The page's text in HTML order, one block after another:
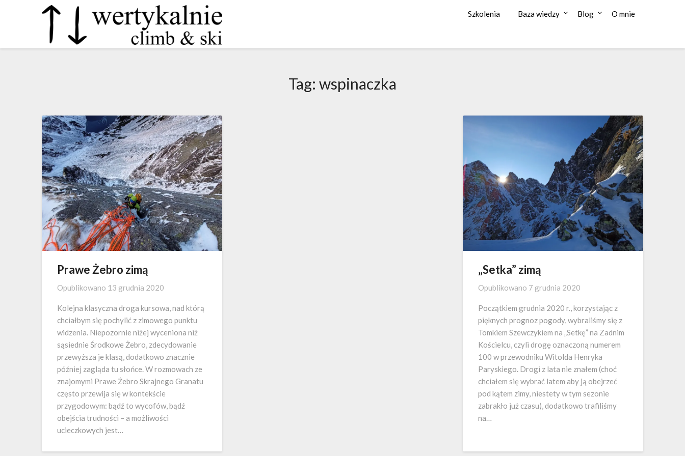
Szkolenia Baza wiedzy Blog O mnie
Tag: wspinaczka
Prawe Żebro zimą
Opublikowano 13 grudnia 2020
Kolejna klasyczna droga kursowa, nad którą
chciałbym się pochylić z zimowego punktu
widzenia. Niepozornie niżej wyceniona niż
sąsiednie Środkowe Żebro, zdecydowanie
przewyższa je klasą, dodatkowo znacznie
później zagląda tu słońce. W rozmowach ze
znajomymi Prawe Żebro Skrajnego Granatu
często przewija się w kontekście
przygodowym: bądź to wycofów, bądź
obejścia trudności – a możliwości
ucieczkowych jest…
„Setka” zimą
Opublikowano 7 grudnia 2020
Początkiem grudnia 2020 r., korzystając z
pięknych prognoz pogody, wybraliśmy się z
Tomkiem Szewczykiem na „Setkę” na Zadnim
Kościelcu, czyli drogę oznaczoną numerem
100 w przewodniku Witolda Henryka
Paryskiego. Drogi z lata nie znałem (choć
chciałem się wybrać latem aby ją obejrzeć
pod kątem zimy, niestety w tym sezonie
zabrakło już czasu), dodatkowo trafiliśmy
na…